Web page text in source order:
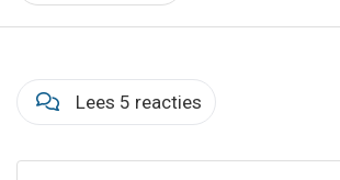
Lees 5 reacties